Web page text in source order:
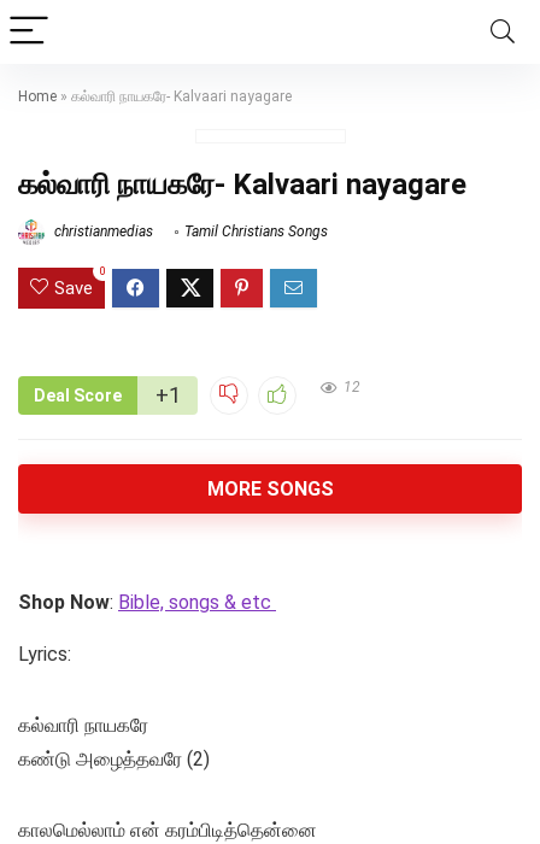
Home » கல்வாரி நாயகரே- Kalvaari nayagare
கல்வாரி நாயகரே- Kalvaari nayagare
christianmedias Tamil Christians Songs
Save
0
Deal Score +1 12
MORE SONGS
Shop Now: Bible, songs & etc
Lyrics:
கல்வாரி நாயகரே
கண்டு அழைத்தவரே (2)
காலமெல்லாம் என் கரம்பிடித்தென்னை